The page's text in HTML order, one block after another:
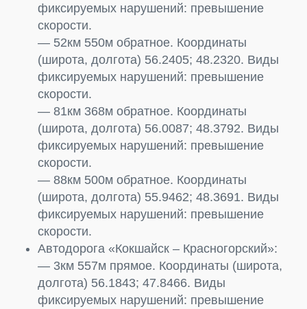
фиксируемых нарушений: превышение
скорости.
— 52км 550м обратное. Координаты
(широта, долгота) 56.2405; 48.2320. Виды
фиксируемых нарушений: превышение
скорости.
— 81км 368м обратное. Координаты
(широта, долгота) 56.0087; 48.3792. Виды
фиксируемых нарушений: превышение
скорости.
— 88км 500м обратное. Координаты
(широта, долгота) 55.9462; 48.3691. Виды
фиксируемых нарушений: превышение
скорости.
Автодорога «Кокшайск – Красногорский»:
— 3км 557м прямое. Координаты (широта,
долгота) 56.1843; 47.8466. Виды
фиксируемых нарушений: превышение